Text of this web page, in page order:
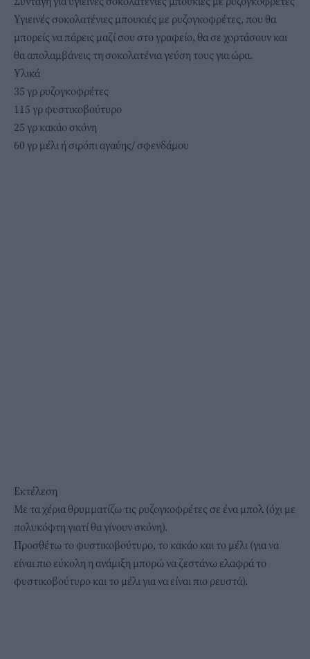
Υγιεινές σοκολατένιες μπουκιές με ρυζογκοφρέτες, που θα
μπορείς να πάρεις μαζί σου στο γραφείο, θα σε χορτάσουν και
θα απολαμβάνεις τη σοκολατένια γεύση τους για ώρα.
Υλικά
35 γρ ρυζογκοφρέτες
115 γρ φυστικοβούτυρο
25 γρ κακάο σκόνη
60 γρ μέλι ή σιρόπι αγαύης/ σφενδάμου
Εκτέλεση
Με τα χέρια θρυμματίζω τις ρυζογκοφρέτες σε ένα μπολ (όχι με
πολυκόφτη γιατί θα γίνουν σκόνη).
Προσθέτω το φυστικοβούτυρο, το κακάο και το μέλι (για να
είναι πιο εύκολη η ανάμιξη μπορώ να ζεστάνω ελαφρά το
φυστικοβούτυρο και το μέλι για να είναι πιο ρευστά).